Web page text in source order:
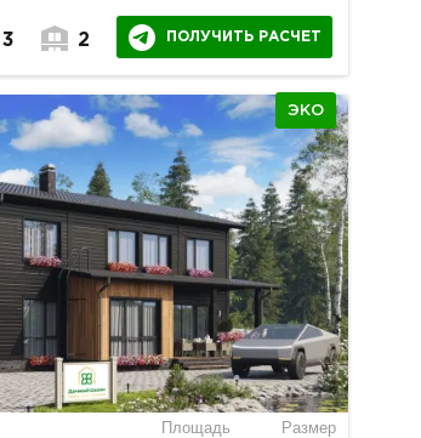
3 2 ПОЛУЧИТЬ РАСЧЕТ
ЭКО
Площадь Размер